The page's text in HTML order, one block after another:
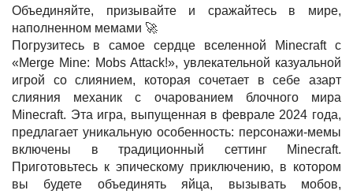
Объединяйте, призывайте и сражайтесь в мире,
наполненном мемами 🚀
Погрузитесь в самое сердце вселенной Minecraft с
«Merge Mine: Mobs Attack!», увлекательной казуальной
игрой со слиянием, которая сочетает в себе азарт
слияния механик с очарованием блочного мира
Minecraft. Эта игра, выпущенная в феврале 2024 года,
предлагает уникальную особенность: персонажи-мемы
включены в традиционный сеттинг Minecraft.
Приготовьтесь к эпическому приключению, в котором
вы будете объединять яйца, вызывать мобов,